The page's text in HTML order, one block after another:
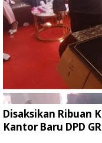
Disaksikan Ribuan
Kantor Baru DPD